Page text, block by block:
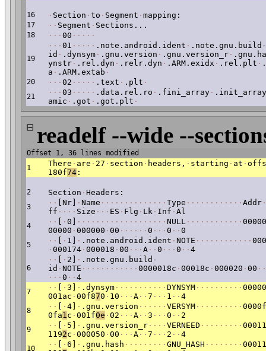
16 · Section · to · Segment · mapping:
17 · · Segment · Sections...
18 · · · 00 · · · · ·
19
· · · 01 · · · · · .note.android.ident · .note.gnu.build-
id · .dynsym · .gnu.version · .gnu.version_r ·
ynstr · .rel.dyn · .relr.dyn · .ARM.exidx · .rel.plt ·
a · .ARM.extab ·
20 · · · 02 · · · · · .text · .plt ·
21 · · · 03 · · · · · .data.rel.ro · .fini_array · .init_array
amic · .got · .got.plt ·
⊟ readelf --wide --
Offset 1, 36 lines modified
1
There · are · 27 · section · headers, · starting · at ·
180f74 :
2 Section · Headers:
3 · · [Nr] · Name · · · · · · · · · · · · · · Type · · · · · · · · · · · · Addr ·
ff · · · · Size · · · ES · Flg · Lk · Inf · Al
4 · · · 0] · · · · · · · · · · · · · · · · · · · NULL · · · · · · · · · · · ·
00000 · 000000 · 00 · · · · · · 0 · · · 0 · · 0
5 · · · 1] · .note.android.ident · NOTE · · · · · · · · · · · ·
· 000174 · 000018 · 00 · · · A · · 0 · · · 0 · · 4
6
· · · 2] · .note.gnu.build-
id · NOTE · · · · · · · · · · · · 0000018c · 00018c · 000020 · 00 · ·
· · · 0 · · 4
7 · · · 3] · .dynsym · · · · · · · · · · · DYNSYM · · · · · · · · · ·
001ac · 00f870 · 10 · · · A · · 7 · · · 1 · · 4
8 · · · 4] · .gnu.version · · · · · · VERSYM · · · · · · · · · ·
0fa1c · 001f0e · 02 · · · A · · 3 · · · 0 · · 2
9 · · · 5] · .gnu.version_r · · · · VERNEED · · · · · · · · ·
1192c · 000050 · 00 · · · A · · 7 · · · 2 · · 4
10 · · · 6] · .gnu.hash · · · · · · · · · GNU_HASH · · · · · · · ·